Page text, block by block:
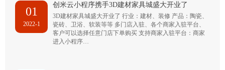
01
2022-1
创米云小程序携手3D建材家具城盛大开业了
3D建材家具城盛大开业了 行业：建材、装修 产品：陶瓷、
瓷砖、卫浴、软装等等 多门店入驻、各个商家入驻平台、
客户可以选择任意门店下单购买 支持商家入驻平台：商家
进入小程序…